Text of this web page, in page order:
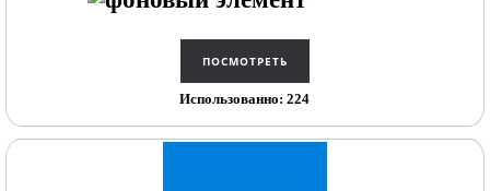
Использованно: 224